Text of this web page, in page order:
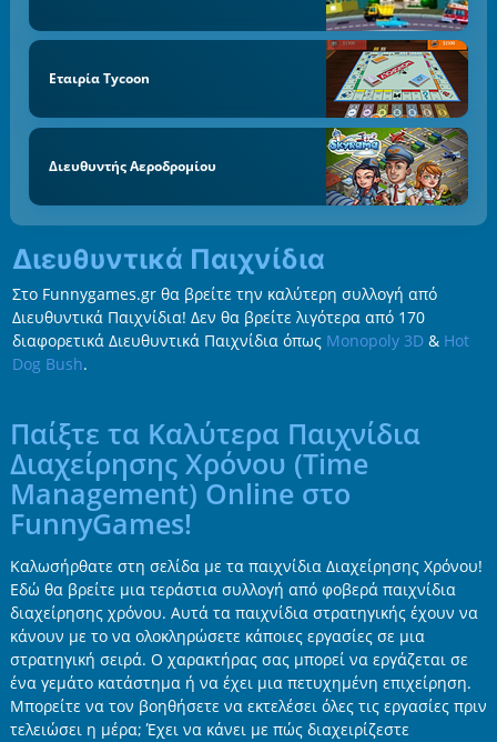
Εταιρία Tycoon
Διευθυντής Αεροδρομίου
Διευθυντικά Παιχνίδια
Στο Funnygames.gr θα βρείτε την καλύτερη συλλογή από
Διευθυντικά Παιχνίδια! Δεν θα βρείτε λιγότερα από 170
διαφορετικά Διευθυντικά Παιχνίδια όπως Monopoly 3D& Hot
Dog Bush.
Παίξτε τα Καλύτερα Παιχνίδια
Διαχείρησης Χρόνου (Time
Management) Online στο
FunnyGames!
Καλωσήρθατε στη σελίδα με τα παιχνίδια Διαχείρησης Χρόνου!
Εδώ θα βρείτε μια τεράστια συλλογή από φοβερά παιχνίδια
διαχείρησης χρόνου. Αυτά τα παιχνίδια στρατηγικής έχουν να
κάνουν με το να ολοκληρώσετε κάποιες εργασίες σε μια
στρατηγική σειρά. Ο χαρακτήρας σας μπορεί να εργάζεται σε
ένα γεμάτο κατάστημα ή να έχει μια πετυχημένη επιχείρηση.
Μπορείτε να τον βοηθήσετε να εκτελέσει όλες τις εργασίες πριν
τελειώσει η μέρα; Έχει να κάνει με πώς διαχειρίζεστε